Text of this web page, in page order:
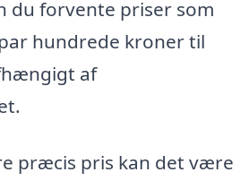
du forvente priser som
hundrede kroner til
af
præcis pris kan det være